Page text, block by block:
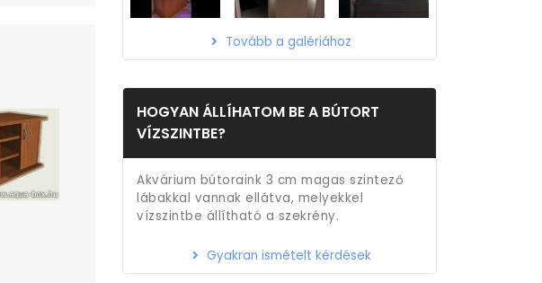
Tovább a galériához
HOGYAN ÁLLÍHATOM BE A BÚTORT
VÍZSZINTBE?
Akvárium bútoraink 3 cm magas szintező
lábakkal vannak ellátva, melyekkel
vízszintbe állítható a szekrény.
Gyakran ismételt kérdések